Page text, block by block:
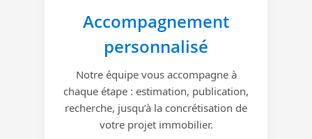
Accompagnement
personnalisé
Notre équipe vous accompagne à
chaque étape : estimation, publication,
recherche, jusqu’à la concrétisation de
votre projet immobilier.